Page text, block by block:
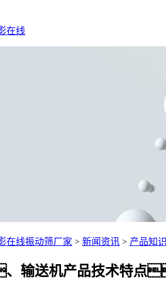
在线
在线振动筛厂家 > 新闻资讯 > 产品知
输送机产品技术特点